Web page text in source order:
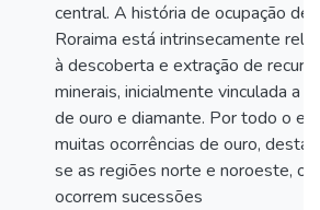
central. A história de ocupação de
Roraima está intrinsecamente
à descoberta e extração de
minerais, inicialmente vinculada a
de ouro e diamante. Por todo o
muitas ocorrências de ouro,
se as regiões norte e noroeste,
ocorrem sucessões